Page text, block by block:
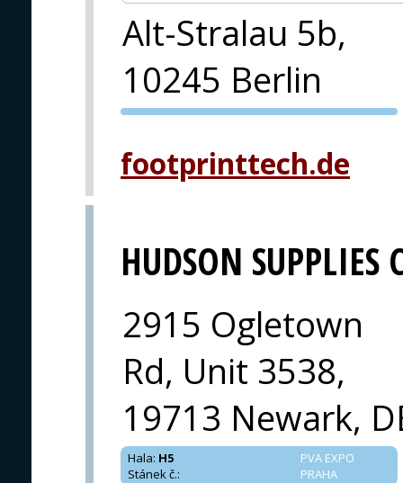
Alt-Stralau 5b,
10245 Berlin
PVA EXPO
footprinttech.de
HUDSON SUPPLIES
2915 Ogletown
Rd, Unit 3538,
19713 Newark,
PVA EXPO
PRAHA
Hala: H5
Stánek č.: